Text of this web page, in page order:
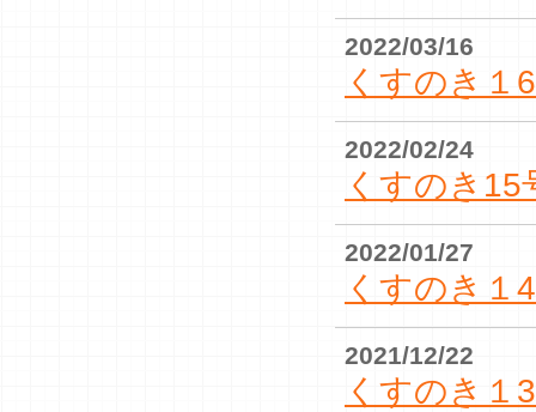
2022/03/16
くすのき１
2022/02/24
くすのき15
2022/01/27
くすのき１
2021/12/22
くすのき１